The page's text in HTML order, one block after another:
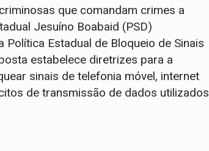
que comandam crimes a
Jesuíno Boabaid (PSD)
Estadual de Bloqueio de Sinais
estabelece diretrizes para a
sinais de telefonia móvel, internet
de transmissão de dados utilizados